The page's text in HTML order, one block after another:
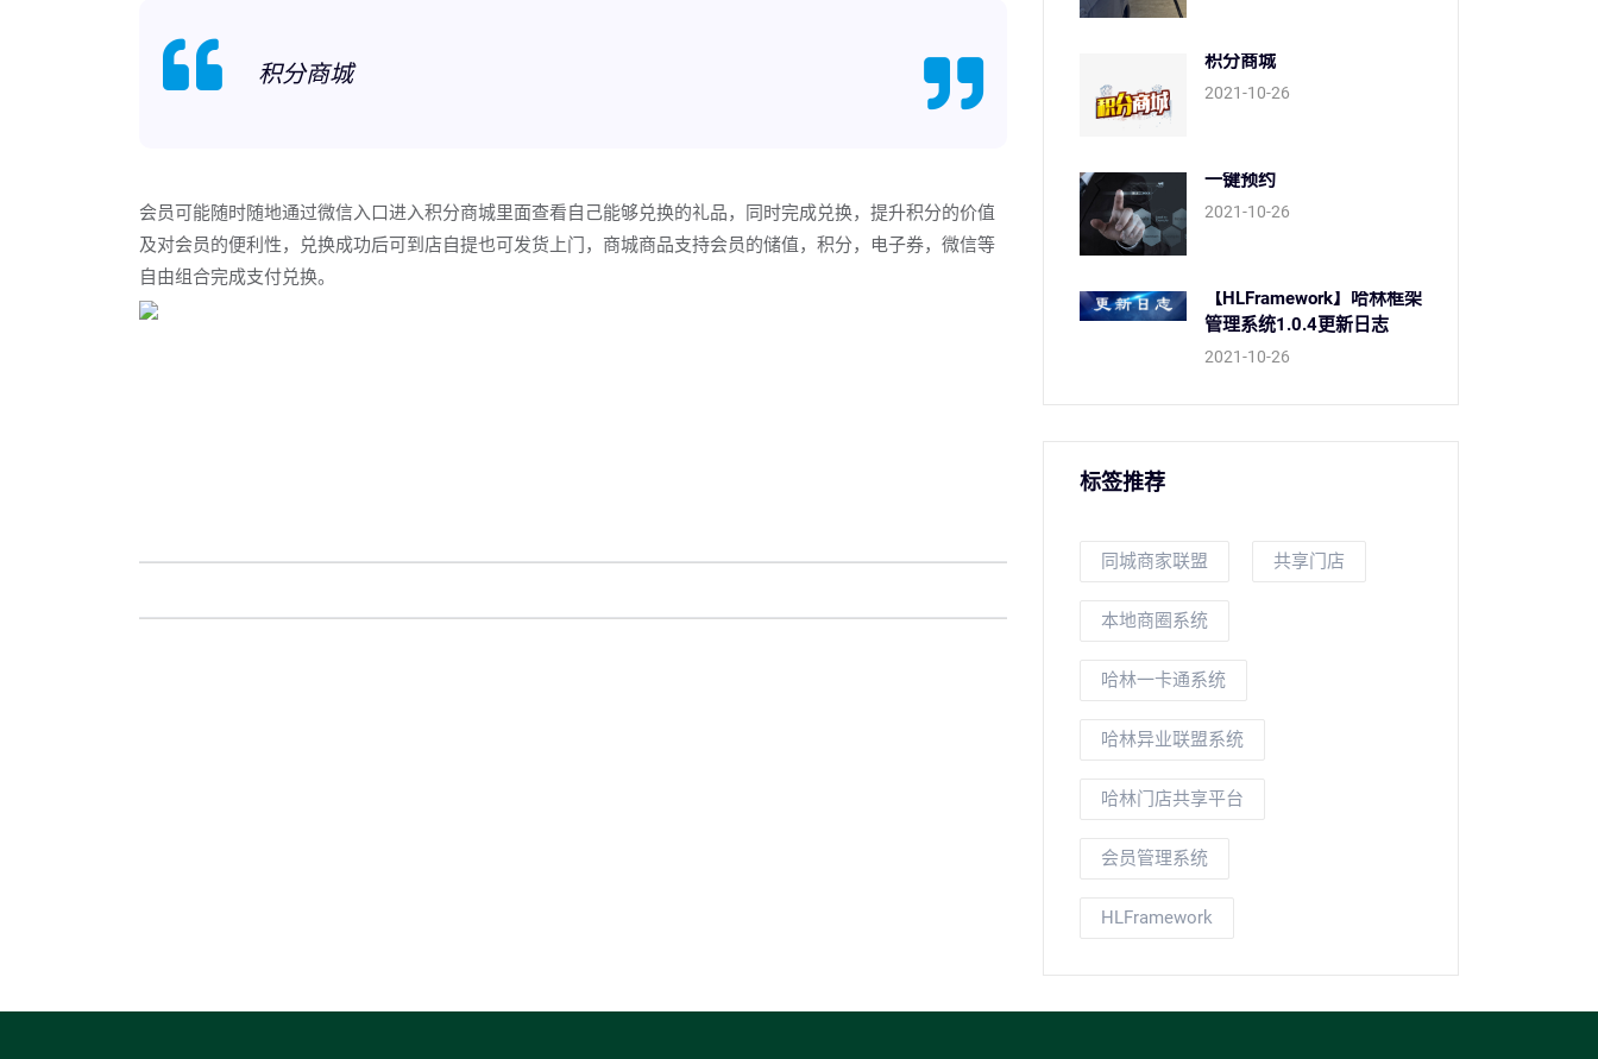
积分商城
会员可能随时随地通过微信入口进入积分商城里面查看自己能够兑换的礼品，同时完成兑换，提升积分的价值
及对会员的便利性，兑换成功后可到店自提也可发货上门，商城商品支持会员的储值，积分，电子券，微信等
自由组合完成支付兑换。
积分商城
2021-10-26
一键预约
2021-10-26
【HLFramework】哈林框架
管理系统1.0.4更新日志
2021-10-26
标签推荐
同城商家联盟 共享门店
本地商圈系统
哈林一卡通系统
哈林异业联盟系统
哈林门店共享平台
会员管理系统
HLFramework